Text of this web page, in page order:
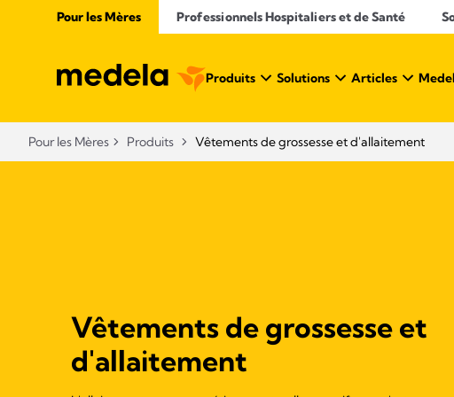
Pour les Mères Professionnels Hospitaliers et de Santé
Produits Solutions Articles
Pour les Mères Produits Vêtements de grossesse et d'allaitement
Vêtements de grossesse et
d'allaitement